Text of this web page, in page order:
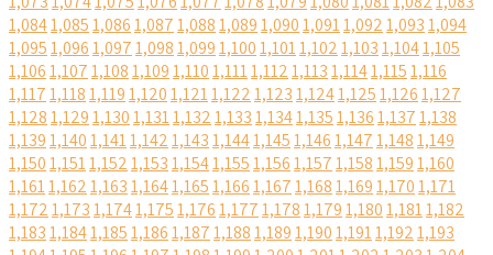
1,0841,0851,0861,0871,0881,0891,0901,0911,0921,0931,094
1,0951,0961,0971,0981,0991,1001,1011,1021,1031,1041,105
1,1061,1071,1081,1091,1101,1111,1121,1131,1141,1151,116
1,1171,1181,1191,1201,1211,1221,1231,1241,1251,1261,127
1,1281,1291,1301,1311,1321,1331,1341,1351,1361,1371,138
1,1391,1401,1411,1421,1431,1441,1451,1461,1471,1481,149
1,1501,1511,1521,1531,1541,1551,1561,1571,1581,1591,160
1,1611,1621,1631,1641,1651,1661,1671,1681,1691,1701,171
1,1721,1731,1741,1751,1761,1771,1781,1791,1801,1811,182
1,1831,1841,1851,1861,1871,1881,1891,1901,1911,1921,193